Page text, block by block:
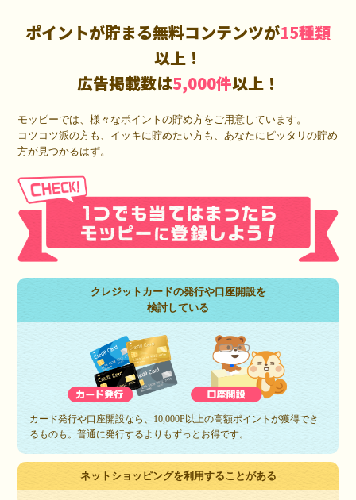
ポイントが貯まる無料コンテンツが15種類
以上！
広告掲載数は5,000件以上！
モッピーでは、様々なポイントの貯め方をご用意しています。
コツコツ派の方も、イッキに貯めたい方も、あなたにピッタリの貯め
方が見つかるはず。
クレジットカードの発行や口座開設を
検討している
カード発行や口座開設なら、10,000P以上の高額ポイントが獲得でき
るものも。普通に発行するよりもずっとお得です。
ネットショッピングを利用することがある